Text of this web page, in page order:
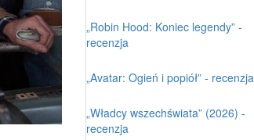
„Robin Hood: Koniec legendy” -
recenzja
„Avatar: Ogień i popiół” - recenzja
„Władcy wszechświata” (2026) -
recenzja